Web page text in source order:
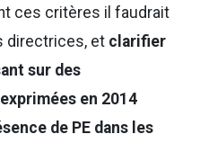
ces critères il faudrait
directrices, et clarifier
sur des
en 2014
de PE dans les